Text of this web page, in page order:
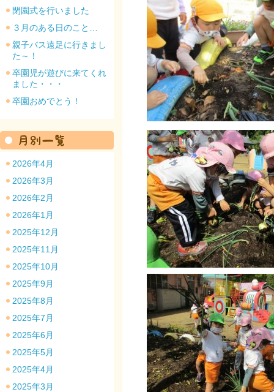
園のトップ
閉園式を行いました
３月のある日のこと…
親子バス遠足に行きまし
た～！
卒園児が遊びに来てくれ
ました・・・
卒園おめでとう！
2026年4月
2026年3月
2026年2月
2026年1月
2025年12月
2025年11月
2025年10月
2025年9月
2025年8月
2025年7月
2025年6月
2025年5月
2025年4月
2025年3月